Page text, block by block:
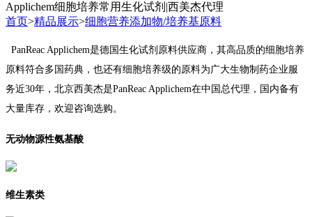
Applichem细胞培养常用生化试剂|西美杰代理
首页>精品展示>细胞营养添加物/培养基原料
PanReac Applichem是德国生化试剂原料供应商，其高品质的细胞培养
原料符合多国药典，也还有细胞培养级的原料为广大生物制药企业服
务近30年，北京西美杰是PanReac Applichem在中国总代理，国内备有
大量库存，欢迎咨询选购。
无动物源性氨基酸
维生素类